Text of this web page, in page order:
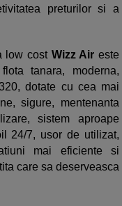
preturilor si a
low cost Wizz Air este
tanara, moderna,
dotate cu cea mai
sigure, mentenanta
sistem aproape
24/7, usor de utilizat,
mai eficiente si
care sa deserveasca